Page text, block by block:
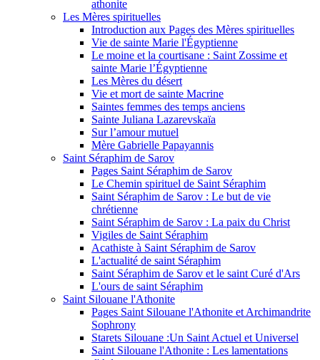
athonite
Les Mères spirituelles
Introduction aux Pages des Mères spirituelles
Vie de sainte Marie l'Égyptienne
Le moine et la courtisane : Saint Zossime et
sainte Marie l’Égyptienne
Les Mères du désert
Vie et mort de sainte Macrine
Saintes femmes des temps anciens
Sainte Juliana Lazarevskaïa
Sur l’amour mutuel
Mère Gabrielle Papayannis
Saint Séraphim de Sarov
Pages Saint Séraphim de Sarov
Le Chemin spirituel de Saint Séraphim
Saint Séraphim de Sarov : Le but de vie
chrétienne
Saint Séraphim de Sarov : La paix du Christ
Vigiles de Saint Séraphim
Acathiste à Saint Séraphim de Sarov
L'actualité de saint Séraphim
Saint Séraphim de Sarov et le saint Curé d'Ars
L'ours de saint Séraphim
Saint Silouane l'Athonite
Pages Saint Silouane l'Athonite et Archimandrite
Sophrony
Starets Silouane :Un Saint Actuel et Universel
Saint Silouane l'Athonite : Les lamentations